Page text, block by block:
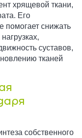
хрящевой ткани,
Его
помогает снижать
суставов,
тканей
собственного